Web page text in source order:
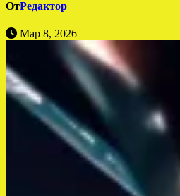
ОтРедактор
Мар 8, 2026